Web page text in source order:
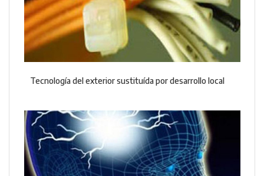
Tecnología del exterior sustituída por desarrollo local